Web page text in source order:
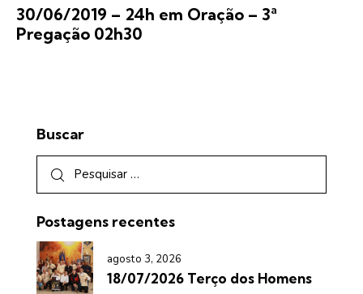
30/06/2019 – 24h em Oração – 3ª
Pregação 02h30
Buscar
Postagens recentes
agosto 3, 2026
18/07/2026 Terço dos Homens